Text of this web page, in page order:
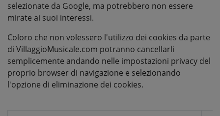
selezionate da Google, ma potrebbero non essere
mirate ai suoi interessi.
Coloro che non volessero l'utilizzo dei cookies da parte
di VillaggioMusicale.com potranno cancellarli
semplicemente andando nelle impostazioni privacy del
proprio browser di navigazione e selezionando
l'opzione di eliminazione dei cookies.